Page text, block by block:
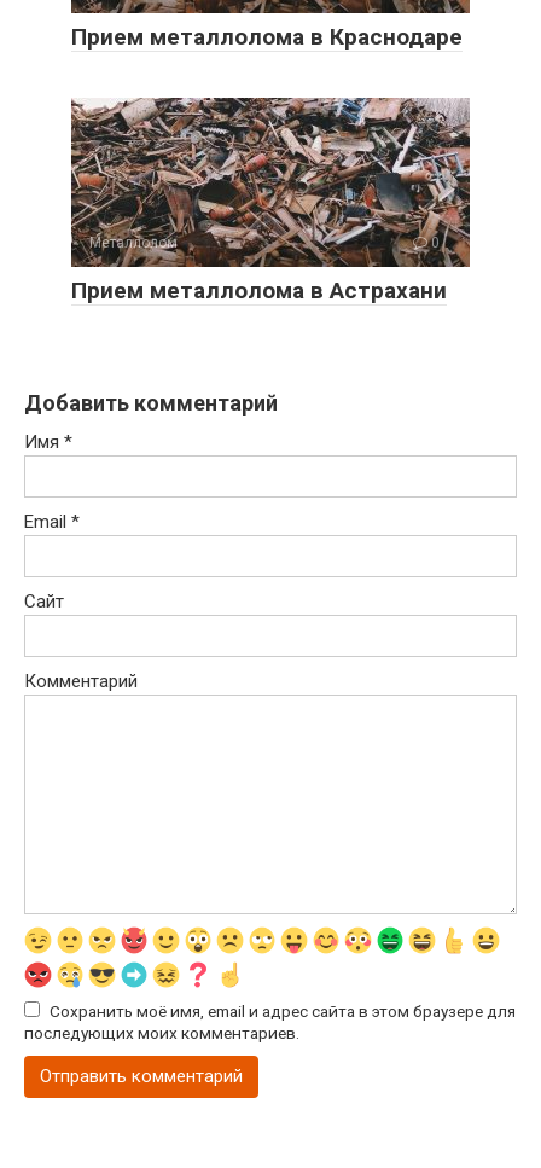
Прием металлолома в Краснодаре
Металлолом 0
Прием металлолома в Астрахани
Добавить комментарий
Имя *
Email *
Сайт
Комментарий
Сохранить моё имя, email и адрес сайта в этом браузере для
последующих моих комментариев.